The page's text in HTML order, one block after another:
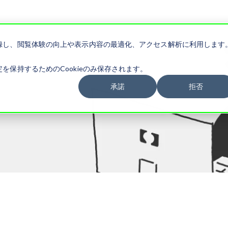
、閲覧体験の向上や表示内容の最適化、アクセス解析に利用します
保持するためのCookieのみ保存されます。
承諾 拒否